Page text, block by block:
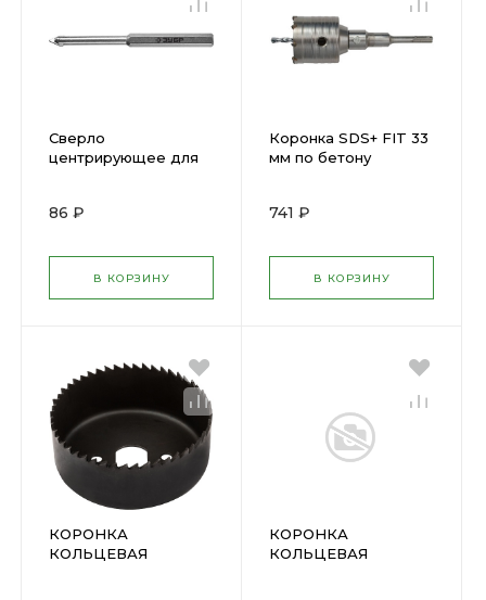
Сверло
центрирующее для
86 ₽
В КОРЗИНУ
Коронка SDS+ FIT 33
мм по бетону
33441 )
741 ₽
В КОРЗИНУ
КОРОНКА
КОЛЬЦЕВАЯ
КОРОНКА
КОЛЬЦЕВАЯ